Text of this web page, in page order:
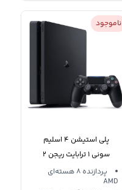
ناموجود
پلی استیشن 4 اسلیم
سونی 1 ترابایت ریجن 2
Playstation 4 Slim
پردازنده 8 هسته‌ای
AMD‌